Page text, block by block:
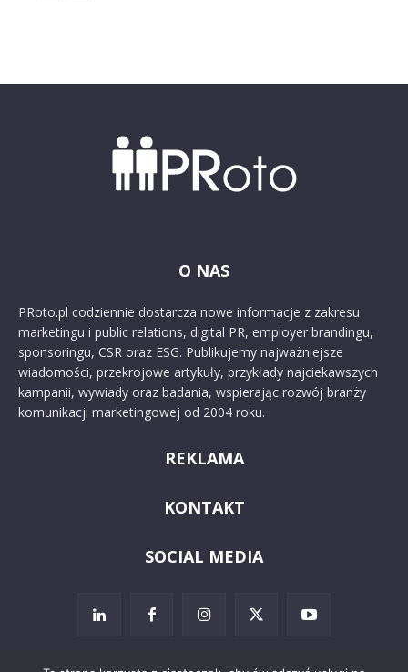
O NAS
PRoto.pl codziennie dostarcza nowe informacje z zakresu
marketingu i public relations, digital PR, employer brandingu,
sponsoringu, CSR oraz ESG. Publikujemy najważniejsze
wiadomości, przekrojowe artykuły, przykłady najciekawszych
kampanii, wywiady oraz badania, wspierając rozwój branży
komunikacji marketingowej od 2004 roku.
REKLAMA
KONTAKT
SOCIAL MEDIA